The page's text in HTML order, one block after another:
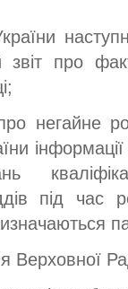
звіт про
негайне
під
Верховної